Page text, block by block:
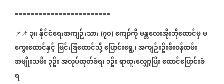
========================
📌📌 ၃။နိုင်ငံရေးအကျဉ်းသား (၇၀) ကျော်ကိုမန္တလေးအိုးဘိုထောင်မှမ
ကွေးထောင်နှင့် မြင်းခြံထောင်သို့ပြောင်းရွေ့၊အကျဉ်းဦးစီးဝန်ထမ်း
အမျိုးသမီး၃ဦးအလုပ်ထုတ်ခံရ၊၁ဦးရာထူးလျှော့ပြီးထောင်ပြောင်းခံ
ရ